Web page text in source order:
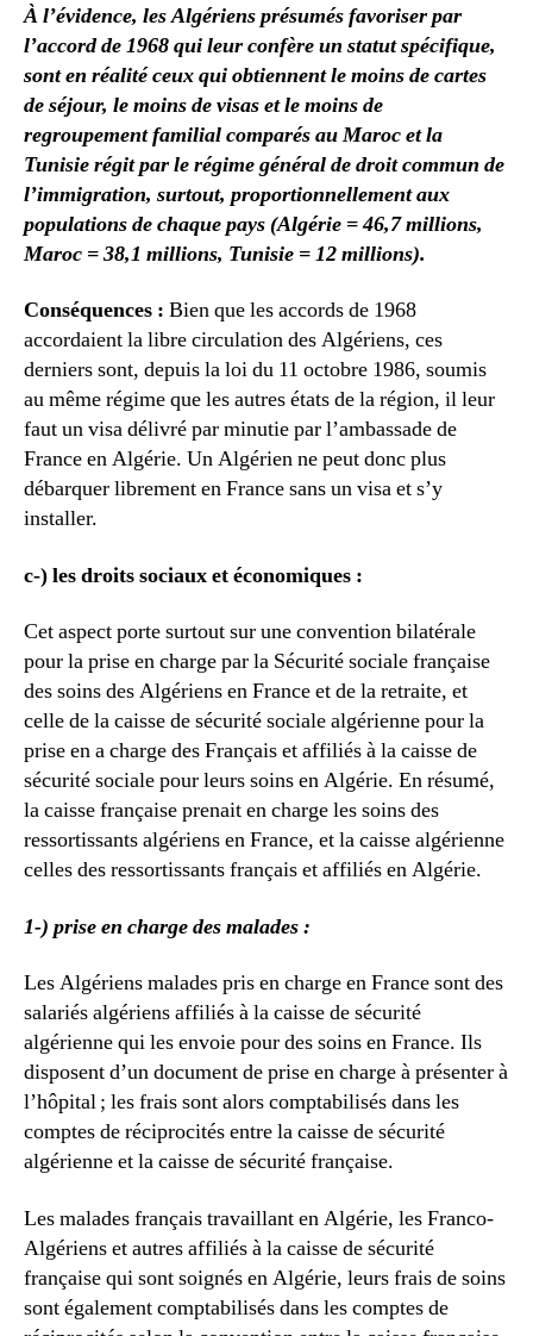
À l’évidence, les Algériens présumés favoriser par
l’accord de 1968 qui leur confère un statut spécifique,
sont en réalité ceux qui obtiennent le moins de cartes
de séjour, le moins de visas et le moins de
regroupement familial comparés au Maroc et la
Tunisie régit par le régime général de droit commun de
l’immigration, surtout, proportionnellement aux
populations de chaque pays (Algérie = 46,7 millions,
Maroc = 38,1 millions, Tunisie = 12 millions).
Conséquences : Bien que les accords de 1968
accordaient la libre circulation des Algériens, ces
derniers sont, depuis la loi du 11 octobre 1986, soumis
au même régime que les autres états de la région, il leur
faut un visa délivré par minutie par l’ambassade de
France en Algérie. Un Algérien ne peut donc plus
débarquer librement en France sans un visa et s’y
installer.
c-) les droits sociaux et économiques :
Cet aspect porte surtout sur une convention bilatérale
pour la prise en charge par la Sécurité sociale française
des soins des Algériens en France et de la retraite, et
celle de la caisse de sécurité sociale algérienne pour la
prise en a charge des Français et affiliés à la caisse de
sécurité sociale pour leurs soins en Algérie. En résumé,
la caisse française prenait en charge les soins des
ressortissants algériens en France, et la caisse algérienne
celles des ressortissants français et affiliés en Algérie.
1-) prise en charge des malades :
Les Algériens malades pris en charge en France sont des
salariés algériens affiliés à la caisse de sécurité
algérienne qui les envoie pour des soins en France. Ils
disposent d’un document de prise en charge à présenter à
l’hôpital ; les frais sont alors comptabilisés dans les
comptes de réciprocités entre la caisse de sécurité
algérienne et la caisse de sécurité française.
Les malades français travaillant en Algérie, les Franco-
Algériens et autres affiliés à la caisse de sécurité
française qui sont soignés en Algérie, leurs frais de soins
sont également comptabilisés dans les comptes de